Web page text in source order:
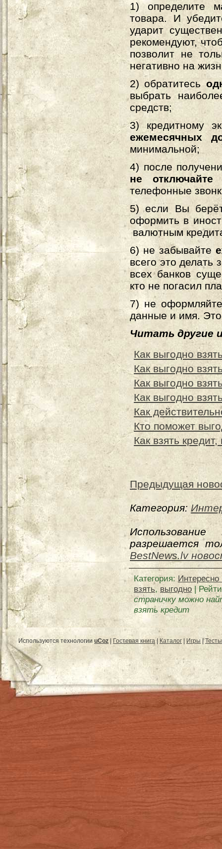
1) определите
товара. И
ударит
рекомендуют,
позволит не
негативно на
2) обратитесь
выбрать
средств;
3) кредитному
ежемесячных
минимальной;
4) после
не отключайте
телефонные
5) если Вы
оформить в
валютным
6) не забывайте
всего это делать
всех банков
кто не погасил
7) не оформляйте
данные и имя.
Читать другие
Как выгодно
Как выгодно
Как выгодно
Как выгодно
Как
Кто поможет
Как взять
Предыдущая
Категория:
разрешается
BestNews.lv
Категория: Интересно
взять, выгодно |
страничку можно
взять кредит
Используются технологии uCoz Гостевая книга| Каталог Игры |Тесты